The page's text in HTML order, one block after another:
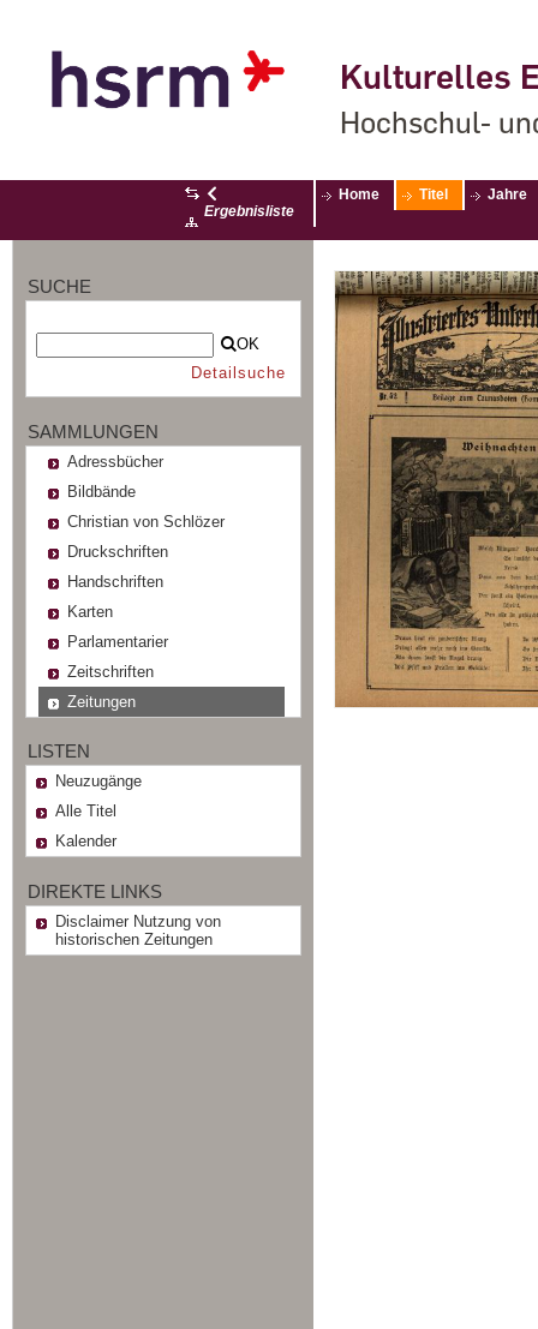
Kulturelles
Hochschul-
Ergebnisliste
Home Titel Jahre
SUCHE
OK
Detailsuche
SAMMLUNGEN
Adressbücher
Bildbände
Christian von Schlözer
Druckschriften
Handschriften
Karten
Parlamentarier
Zeitschriften
Zeitungen
LISTEN
Neuzugänge
Alle Titel
Kalender
DIREKTE LINKS
Disclaimer Nutzung von
historischen Zeitungen